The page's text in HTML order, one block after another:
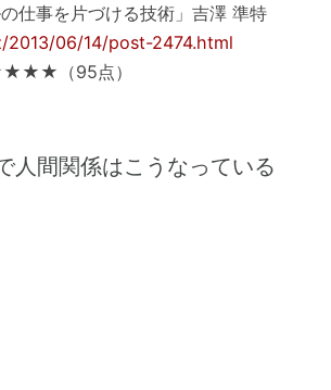
の仕事を片づける技術」吉澤 準特
06/14/post-2474.html
（95点）
人間関係はこうなっている